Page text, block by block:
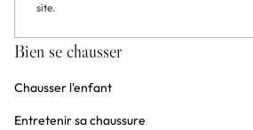
site.
Bien se chausser
Chausser l'enfant
Entretenir sa chaussure